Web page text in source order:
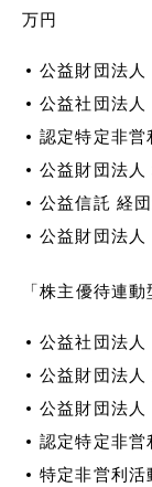
万円
公益財団法⼈
公益社団法⼈
認定特定⾮営
公益財団法⼈
公益信託 経
公益財団法⼈
「株主優待連
公益社団法人
公益財団法人
公益財団法人
認定特定非
特定非営利活